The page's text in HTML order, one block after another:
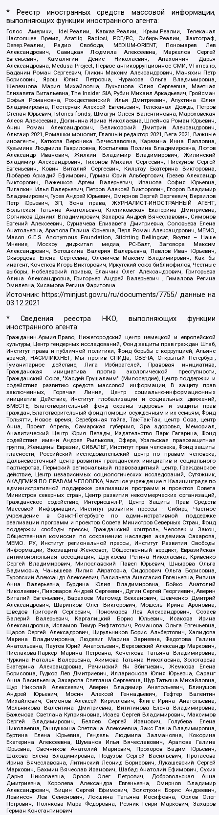
* Реестр иностранных средств массовой информации,
выполняющих функции иностранного агента:
Голос Америки, Idel.Реалии, Кавказ.Реалии, Крым.Реалии, Телеканал
Настоящее Время, Azatliq Radiosi, PCE/PC, Сибирь.Реалии, Фактограф,
Север.Реалии, Радио Свобода, MEDIUM-ORIENT, Пономарев Лев
Александрович, Савицкая Людмила Алексеевна, Маркелов Сергей
Евгеньевич, Камалягин Денис Николаевич, Апахончич Дарья
Александровна, Medusa Project, Первое антикоррупционное СМИ, VTimes.io,
Баданин Роман Сергеевич, Гликин Максим Александрович, Маняхин Петр
Борисович, Ярош Юлия Петровна, Чуракова Ольга Владимировна,
Железнова Мария Михайловна, Лукьянова Юлия Сергеевна, Маетная
Елизавета Витальевна, The Insider SIA, Рубин Михаил Аркадьевич, Гройсман
Софья Романовна, Рождественский Илья Дмитриевич, Апухтина Юлия
Владимировна, Постернак Алексей Евгеньевич, Телеканал Дождь, Петров
Степан Юрьевич, Istories fonds, Шмагун Олеся Валентиновна, Мароховская
Алеся Алексеевна, Долинина Ирина Николаевна, Шлейнов Роман Юрьевич,
Анин Роман Александрович, Великовский Дмитрий Александрович,
Альтаир 2021, Ромашки монолит, Главный редактор 2021, Вега 2021, Важные
иноагенты, Каткова Вероника Вячеславовна, Карезина Инна Павловна,
Кузьмина Людмила Гавриловна, Костылева Полина Владимировна, Лютов
Александр Иванович, Жилкин Владимир Владимирович, Жилинский
Владимир Александрович, Тихонов Михаил Сергеевич, Пискунов Сергей
Евгеньевич, Ковин Виталий Сергеевич, Кильтау Екатерина Викторовна,
Любарев Аркадий Ефимович, Гурман Юрий Альбертович, Грезев Александр
Викторович, Важенков Артем Валерьевич, Иванова София Юрьевна,
Пигалкин Илья Валерьевич, Петров Алексей Викторович, Егоров Владимир
Владимирович, Гусев Андрей Юрьевич, Смирнов Сергей Сергеевич, Верзилов
Петр Юрьевич, ЗП, Зона права, ЖУРНАЛИСТ-ИНОСТРАННЫЙ АГЕНТ,
Вольтская Татьяна Анатольевна, Клепиковская Екатерина Дмитриевна,
Сотников Даниил Владимирович, Захаров Андрей Вячеславович, Симонов
Евгений Алексеевич, Сурначева Елизавета Дмитриевна, Соловьева Елена
Анатольевна, Арапова Галина Юрьевна, Перл Роман Александрович, МЕМО,
Mason G.E.S. Anonymous Foundation, Stichting Bellingcat, Якутия – Наше
Мнение, Москоу диджитал медиа, РС-Балт, Заговора Максим
Александрович, Ветошкина Валерия Валерьевна, Павлов Иван Юрьевич,
Скворцова Елена Сергеевна, Оленичев Максим Владимирович, Как бы
инагент, Кочетков Игорь Викторович, Иркутский союз библиофилов, Честные
выборы, Нобелевский призыв, Еланчик Олег Александрович, Григорьева
Алина Александровна, Григорьев Андрей Валерьевич , Гималова Регина
Эмилевна, Хисамова Регина Фаритовна
Источник: https://minjust.gov.ru/ru/documents/7755/ данные на
03.12.2021
* Сведения реестра НКО, выполняющих функции
иностранного агента:
Гражданин.Армия.Право, Нижегородский центр немецкой и европейской
культуры, Центр гендерных исследований, Фонд защиты прав граждан Штаб,
Институт права и публичной политики, Фонд борьбы с коррупцией, Альянс
врачей, НАСИЛИЮ.НЕТ, Мы против СПИДа, СВЕЧА, Открытый Петербург,
Гуманитарное действие, Лига Избирателей, Правовая инициатива,
Гражданская инициатива против экологической преступности,
Гражданский Союз, "Хасдей Ерушалаим" (Милосердие), Центр поддержки и
содействия развитию средств массовой информации, В защиту прав
заключенных, Горячая Линия, Центр социально-информационных
инициатив Действие, Институт глобализации и социальных движений,
ВМЕСТЕ, Благотворительный фонд охраны здоровья и защиты прав
граждан, Благотворительный фонд помощи осужденным и их семьям, Фонд
Тольятти, Новое время, Серебряная тайга, Так-Так-Так, центр Сова, центр
Анна, Проект Апрель, Самарская губерния, Эра здоровья, Мемориал,
Аналитический Центр Юрия Левады, Издательство Парк Гагарина, Фонд
содействия имени Андрея Рылькова, Сфера, Уральская правозащитная
группа, Женщины Евразии, СИБАЛЬТ, Институт прав человека, Фонд защиты
гласности, Российский исследовательский центр по правам человека,
Дальневосточный центр развития гражданских инициатив и социального
партнерства, Пермский региональный правозащитный центр, Гражданское
действие, Центр независимых социологических исследований, Сутяжник,
АКАДЕМИЯ ПО ПРАВАМ ЧЕЛОВЕКА, Частное учреждение в Калининграде по
административной поддержке реализации программ и проектов Совета
Министров северных стран, Центр развития некоммерческих организаций,
Гражданское содействие, Интернешнл-Р, Центр Защиты Прав Средств
Массовой Информации, Институт развития прессы - Сибирь, Частное
учреждение в Санкт-Петербурге по административной поддержке
реализации программ и проектов Совета Министров Северных Стран, Фонд
поддержки свободы прессы, Гражданский контроль, Человек и Закон,
Общественная комиссия по сохранению наследия академика Сахарова,
МЕМО. РУ, Институт региональной прессы, Институт Развития Свободы
Информации, Экозащита!-Женсовет, Общественный вердикт, Евразийская
антимонопольная ассоциация, Дзугкоева Регина Николаевна, Кривенко
Сергей Владимирович, Милославский Павел Юрьевич, Шнырова Ольга
Вадимовна, Чанышева Лилия Айратовна, Сидорович Ольга Борисовна,
Туровский Александр Алексеевич, Васильева Анастасия Евгеньевна, Ривина
Анна Валерьевна, Бурдина Юлия Владимировна, Бойко Анатолий
Николаевич, Пивоваров Андрей Сергеевич, Дугин Сергей Георгиевич, Аверин
Виталий Евгеньевич, Барахоев Магомед Бекханович, Шевченко Дмитрий
Александрович, Шарипков Олег Викторович, Мошель Ирина Ароновна,
Шведов Григорий Сергеевич, Пономарев Лев Александрович, Созаев
Валерий Валерьевич, Каргалицкий Борис Юльевич, Исакова Ирина
Александровна, Исламов Тимур Рифгатович, Романова Ольга Евгеньевна,
Щаров Сергей Алексадрович, Цирульников Борис Альбертович, Халидова
Марина Владимировна, Людевиг Марина Зариевна, Федотова Галина
Анатольевна, Паутов Юрий Анатольевич, Верховский Александр Маркович,
Пислакова-Паркер Марина Петровна, Кочеткова Татьяна Владимировна,
Чуркина Наталья Валерьевна, Акимова Татьяна Николаевна, Золотарева
Екатерина Александровна, Рачинский Ян Збигневич, Жемкова Елена
Борисовна, Гудков Лев Дмитриевич, Илларионова Юлия Юрьевна, Саранг
Анна Васильевна, Захарова Светлана Сергеевна, Щур Татьяна Михайловна,
Щур Николай Алексеевич, Аверин Владимир Анатольевич, Блинушов
Андрей Юрьевич, Мосин Алексей Геннадьевич, Гефтер Валентин
Михайлович, Симонов Алексей Кириллович, Флиге Ирина Анатольевна,
Мельникова Валентина Дмитриевна, Вититинова Елена Владимировна,
Баженова Светлана Куприяновна, Исаев Сергей Владимирович, Максимов
Сергей Владимирович, Беляев Сергей Иванович, Голубева Елена
Николаевна, Ганнушкина Светлана Алексеевна, Закс Елена Владимировна,
Буртина Елена Юрьевна, Гендель Людмила Залмановна, Кокорина
Екатерина Алексеевна, Шуманов Илья Вячеславович, Арапова Галина
Юрьевна, Свечников Анатолий Мариевич, Прохоров Вадим Юрьевич,
Шахова Елена Владимировна, Подузов Сергей Васильевич, Протасова
Ирина Вячеславовна, Литинский Леонид Борисович, Лукашевский Сергей
Маркович, Бахмин Вячеслав Иванович, Шабад Анатолий Ефимович, Сухих
Дарья Николаевна, Орлов Олег Петрович, Добровольская Анна
Дмитриевна, Королева Александра Евгеньевна, Смирнов Владимир
Александрович, Вицин Сергей Ефимович, Золотухин Борис Андреевич,
Левинсон Лев Семенович, Локшина Татьяна Иосифовна, Орлов Олег
Петрович, Полякова Мара Федоровна, Резник Генри Маркович, Захаров
Герман Константинович